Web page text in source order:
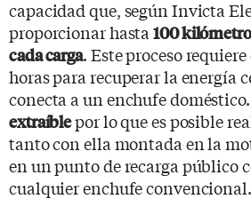
capacidad que, según Invicta
proporcionar hasta100
cada carga. Este proceso
horas para recuperar la energía
conecta a un enchufe
extraíblepor lo que es posible
tanto con ella montada en la
en un punto de recarga público
cualquier enchufe convencional.